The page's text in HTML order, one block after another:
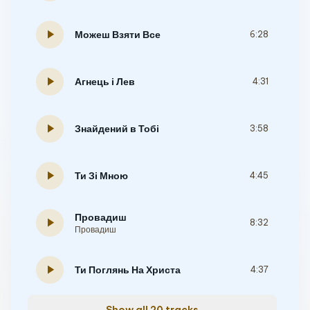
play_arrow Можеш Взяти Все 6:28
play_arrow Агнець і Лев 4:31
play_arrow Знайдений в Тобі 3:58
play_arrow Ти Зі Мною 4:45
play_arrow Провадиш
Провадиш
8:32
play_arrow Ти Поглянь На Христа 4:37